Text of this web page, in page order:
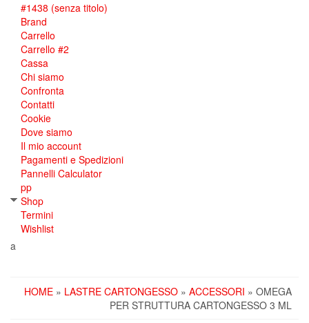
#1438 (senza titolo)
Brand
Carrello
Carrello #2
Cassa
Chi siamo
Confronta
Contatti
Cookie
Dove siamo
Il mio account
Pagamenti e Spedizioni
Pannelli Calculator
pp
Shop
Termini
Wishlist
a
HOME » LASTRE CARTONGESSO » ACCESSORI » OMEGA
PER STRUTTURA CARTONGESSO 3 ML